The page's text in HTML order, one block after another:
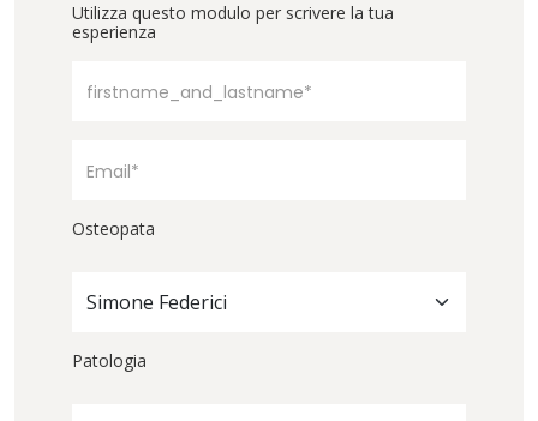
Utilizza questo modulo per scrivere la tua
esperienza
Osteopata
Simone Federici
Patologia